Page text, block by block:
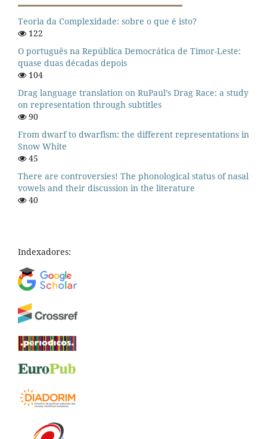
Teoria da Complexidade: sobre o que é isto?
122
O português na República Democrática de Timor-Leste:
quase duas décadas depois
104
Drag language translation on RuPaul’s Drag Race: a study
on representation through subtitles
90
From dwarf to dwarfism: the different representations in
Snow White
45
There are controversies! The phonological status of nasal
vowels and their discussion in the literature
40
Indexadores: